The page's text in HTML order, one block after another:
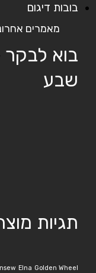
בובות דיגום
מאמרים
שבע
תגיות מוצר
Elna Golden Wheel